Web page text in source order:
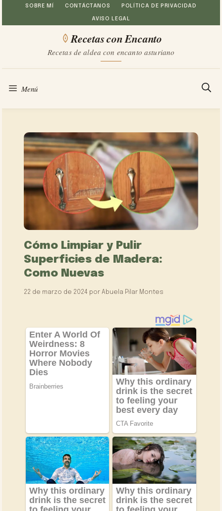
Saltar
al
SOBRE MÍ CONTÁCTANOS POLÍTICA DE PRIVACIDAD
AVISO LEGAL
Recetas con Encanto
Recetas de aldea con encanto asturiano
Menú
Cómo Limpiar y Pulir
Superficies de Madera:
Como Nuevas
22 de marzo de 2024 porAbuela Pilar Montes